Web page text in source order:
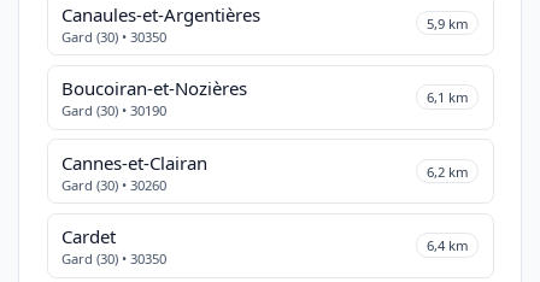
Canaules-et-Argentières
Gard (30) • 30350
5,9 km
Boucoiran-et-Nozières
Gard (30) • 30190
6,1 km
Cannes-et-Clairan
Gard (30) • 30260
6,2 km
Cardet
Gard (30) • 30350
6,4 km